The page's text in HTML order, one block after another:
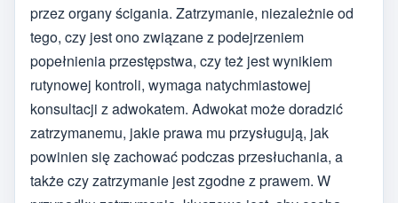
przez organy ścigania. Zatrzymanie, niezależnie od
tego, czy jest ono związane z podejrzeniem
popełnienia przestępstwa, czy też jest wynikiem
rutynowej kontroli, wymaga natychmiastowej
konsultacji z adwokatem. Adwokat może doradzić
zatrzymanemu, jakie prawa mu przysługują, jak
powinien się zachować podczas przesłuchania, a
także czy zatrzymanie jest zgodne z prawem. W